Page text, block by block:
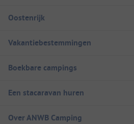
Oostenrijk
Vakantiebestemmingen
Boekbare campings
Een stacaravan huren
Over ANWB Camping